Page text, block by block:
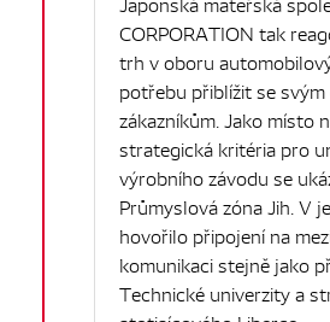
CORPORATION tak
trh v oboru
potřebu přiblížit se
zákazníkům. Jako místo
strategická kritéria pro
výrobního závodu se
Průmyslová zóna Jih. V
hovořilo připojení na
komunikaci stejně jako
Technické univerzity a